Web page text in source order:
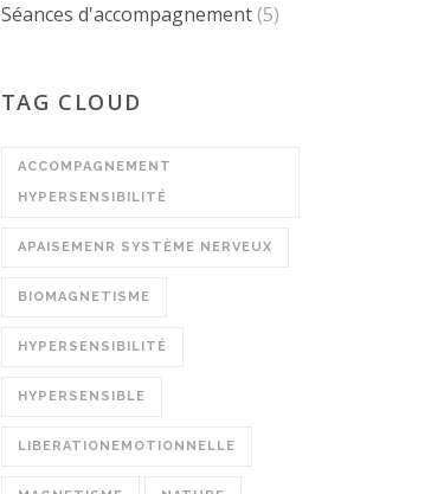
Séances d'accompagnement(5)
TAG CLOUD
ACCOMPAGNEMENT
HYPERSENSIBILITÉ
APAISEMENR SYSTÈME NERVEUX
BIOMAGNETISME
HYPERSENSIBILITÉ
HYPERSENSIBLE
LIBERATIONEMOTIONNELLE